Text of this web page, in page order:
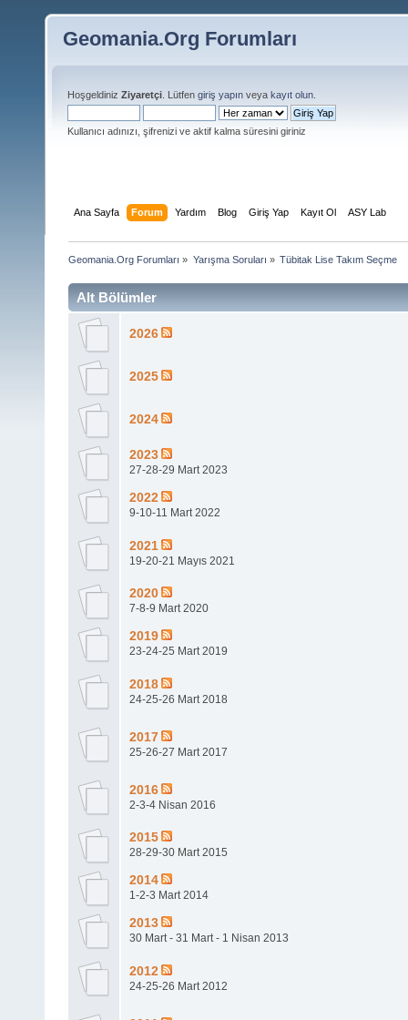
Geomania.Org Forumları
Hoşgeldiniz Ziyaretçi . Lütfen giriş yapın veya kayıt olun
Kullanıcı adınızı, şifrenizi ve aktif kalma süresini giriniz
Ana Sayfa Forum Yardım Blog Giriş Yap Kayıt Ol ASY Lab
Geomania.Org Forumları » Yarışma Soruları » Tübitak Lise Takım Seçme
Alt Bölümler
2026
2025
2024
2023
27-28-29 Mart 2023
2022
9-10-11 Mart 2022
2021
19-20-21 Mayıs 2021
2020
7-8-9 Mart 2020
2019
23-24-25 Mart 2019
2018
24-25-26 Mart 2018
2017
25-26-27 Mart 2017
2016
2-3-4 Nisan 2016
2015
28-29-30 Mart 2015
2014
1-2-3 Mart 2014
2013
30 Mart - 31 Mart - 1 Nisan 2013
2012
24-25-26 Mart 2012